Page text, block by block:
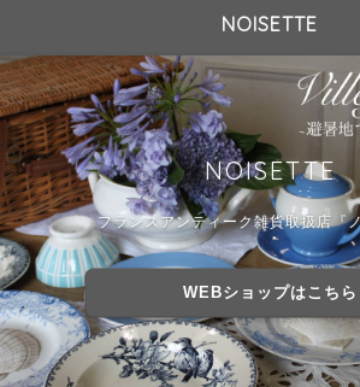
NOISETTE
NOISETTE
フランスアンティーク雑貨取扱店『
WEBショップはこちら